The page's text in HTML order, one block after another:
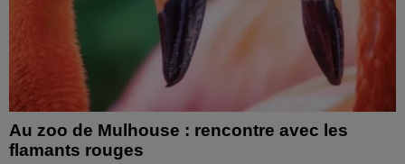
Au zoo de Mulhouse : rencontre avec les
flamants rouges